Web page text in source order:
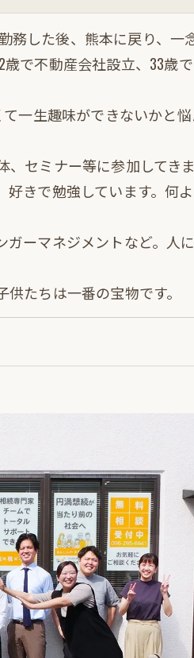
した後、熊本に戻り、一
で不動産会社設立、33歳
一生趣味ができないかと悩
セミナー等に参加してき
きで勉強しています。何
ーマネジメントなど。人
たちは一番の宝物です。